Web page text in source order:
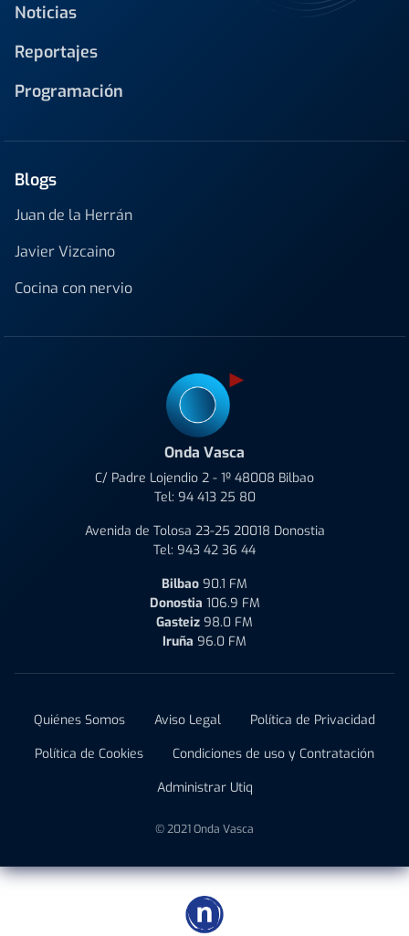
Noticias
Reportajes
Programación
Blogs
Juan de la Herrán
Javier Vizcaino
Cocina con nervio
Onda Vasca
C/ Padre Lojendio 2 - 1º 48008 Bilbao
Tel: 94 413 25 80
Avenida de Tolosa 23-25 20018 Donostia
Tel: 943 42 36 44
Bilbao 90.1 FM
Donostia 106.9 FM
Gasteiz 98.0 FM
Iruña 96.0 FM
Quiénes Somos Aviso Legal
Política de Privacidad
Política de Cookies
Condiciones de uso y Contratación
Administrar Utiq
© 2021 Onda Vasca